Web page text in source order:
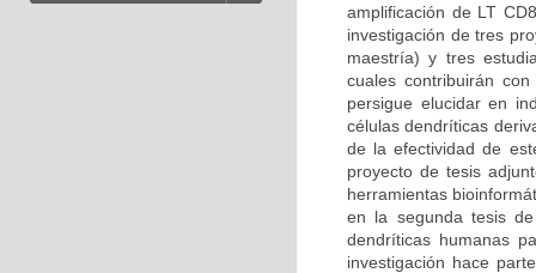
amplificación de LT
investigación de tres
maestría) y tres
cuales contribuirán
persigue elucidar en
células dendríticas
de la efectividad de
proyecto de tesis
herramientas
en la segunda tesis
dendríticas humanas
investigación hace